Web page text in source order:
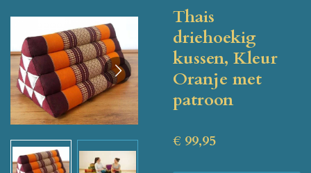
Thais
driehoekig
kussen, Kleur
Oranje met
patroon
€ 99,95